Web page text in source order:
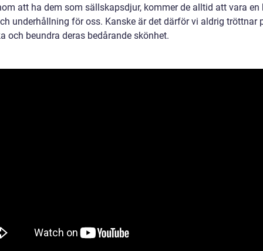
att ha dem som sällskapsdjur, kommer de alltid att vara
underhållning för oss. Kanske är det därför vi aldrig tröttnar
och beundra deras bedårande skönhet.